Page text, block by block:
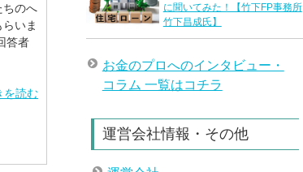
ちのへ
いま
答者
を読む
に聞いてみた！【竹下FP事務所
竹下昌成氏】
お金のプロへのインタビュー・
コラム 一覧はコチラ
運営会社情報・その他